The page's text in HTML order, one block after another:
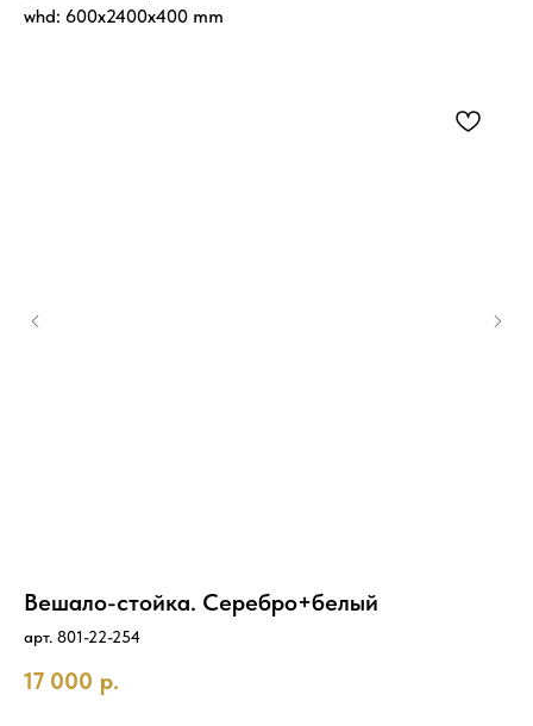
whd: 600x2400x400 mm
Вешало-стойка. Серебро+белый
арт. 801-22-254
17 000 р.